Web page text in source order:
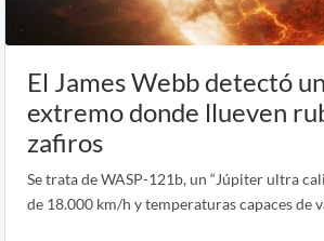
El James Webb detectó
extremo donde llueven
zafiros
Se trata de WASP-121b, un “Júpiter ultra
de 18.000 km/h y temperaturas capaces de